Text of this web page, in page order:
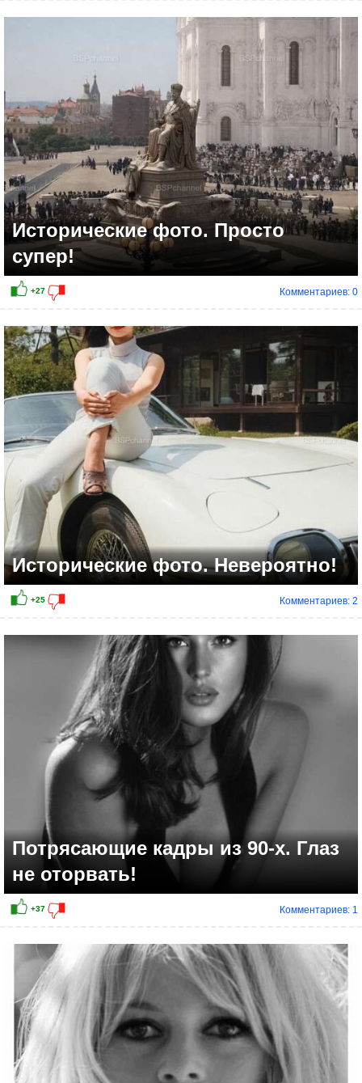
+22
Исторические фото. Просто
супер!
Комментариев: 0
Исторические фото. Невероятно!
Комментариев: 2
Потрясающие кадры из 90-х. Глаз
не оторвать!
Комментариев: 1